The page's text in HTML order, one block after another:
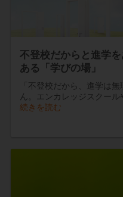
不登校だからと進学
ある「学びの場」
「不登校だから、進学は
ん。エンカレッジスクー
続きを読む